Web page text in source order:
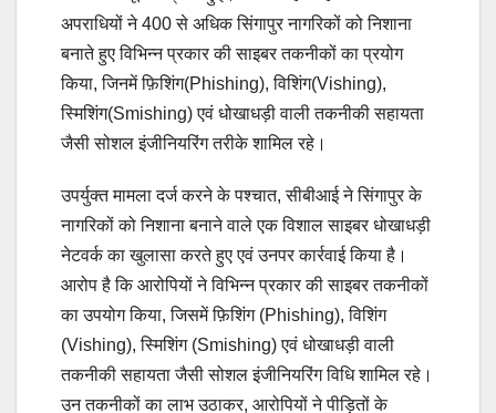
अपराधियों ने 400 से अधिक सिंगापुर नागरिकों को निशाना
बनाते हुए विभिन्न प्रकार की साइबर तकनीकों का प्रयोग
किया, जिनमें फ़िशिंग(Phishing), विशिंग(Vishing),
स्मिशिंग(Smishing) एवं धोखाधड़ी वाली तकनीकी सहायता
जैसी सोशल इंजीनियरिंग तरीके शामिल रहे।
उपर्युक्त मामला दर्ज करने के पश्चात, सीबीआई ने सिंगापुर के
नागरिकों को निशाना बनाने वाले एक विशाल साइबर धोखाधड़ी
नेटवर्क का खुलासा करते हुए एवं उनपर कार्रवाई किया है।
आरोप है कि आरोपियों ने विभिन्न प्रकार की साइबर तकनीकों
का उपयोग किया, जिसमें फ़िशिंग (Phishing), विशिंग
(Vishing), स्मिशिंग (Smishing) एवं धोखाधड़ी वाली
तकनीकी सहायता जैसी सोशल इंजीनियरिंग विधि शामिल रहे।
उन तकनीकों का लाभ उठाकर, आरोपियों ने पीड़ितों के